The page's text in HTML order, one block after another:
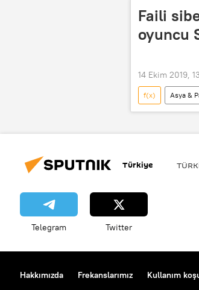
Faili
oyuncu
14 Ekim 2019,
f(x) Asya &
siber zorbalık
Türkiye
Telegram Twitter
Hakkımızda Frekanslarımız Kullanım